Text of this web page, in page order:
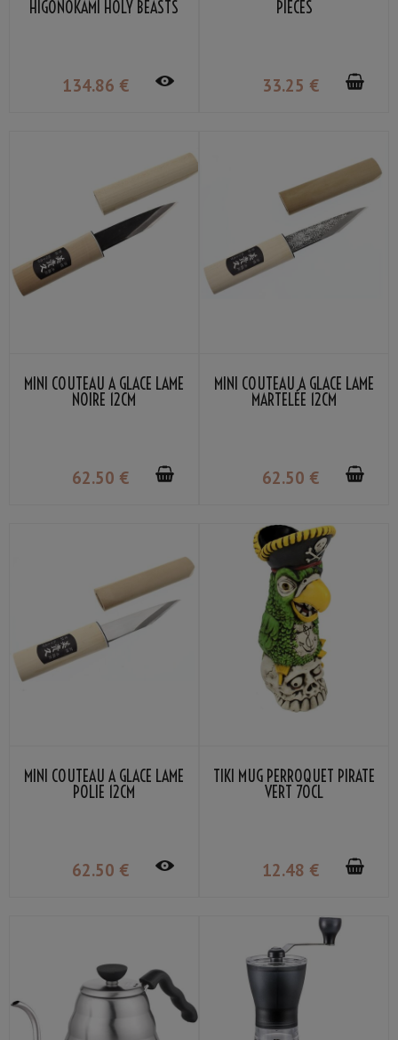
HIGONOKAMI HOLY BEASTS
134.86 €
PIÈCES
33.25 €
MINI COUTEAU À GLACE LAME
NOIRE 12CM
62.50 €
MINI COUTEAU À GLACE LAME
MARTELÉE 12CM
62.50 €
MINI COUTEAU À GLACE LAME
POLIE 12CM
62.50 €
TIKI MUG PERROQUET PIRATE
VERT 70CL
12.48 €